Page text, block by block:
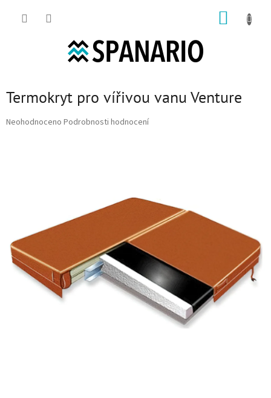
Termokryt pro vířivou vanu Venture
Průměrné hodnocení produktu je 0,0 z 5 hvězdiček.
Neohodnoceno Podrobnosti hodnocení